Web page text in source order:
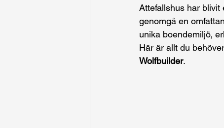
Attefallshus har blivit
genomgå en
unika boendemiljö,
Här är allt du
Wolfbuilder.